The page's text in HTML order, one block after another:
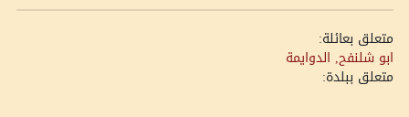
متعلق بعائلة:
ابو شلنفح, الدوايمة
متعلق ببلدة: